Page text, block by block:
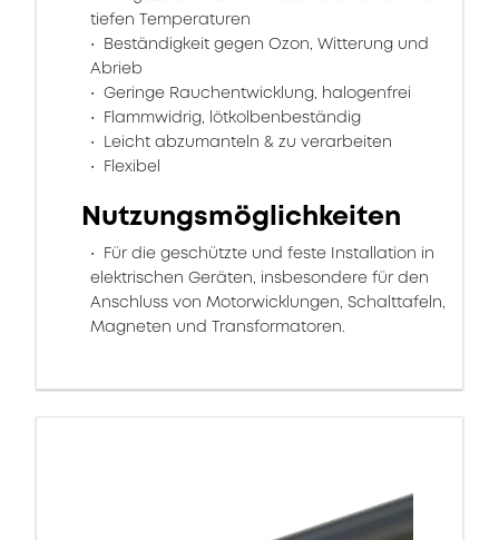
tiefen Temperaturen
Beständigkeit gegen Ozon, Witterung und
Abrieb
Geringe Rauchentwicklung, halogenfrei
Flammwidrig, lötkolbenbeständig
Leicht abzumanteln & zu verarbeiten
Flexibel
Nutzungsmöglichkeiten
Für die geschützte und feste Installation in
elektrischen Geräten, insbesondere für den
Anschluss von Motorwicklungen, Schalttafeln,
Magneten und Transformatoren.